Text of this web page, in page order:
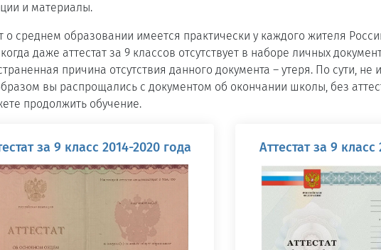
и материалы.
о среднем образовании имеется практически у каждого жителя
даже аттестат за 9 классов отсутствует в наборе личных
причина отсутствия данного документа – утеря. По сути, не
вы распрощались с документом об окончании школы, без
продолжить обучение.
за 9 класс 2014-2020 года Аттестат за 9 класс